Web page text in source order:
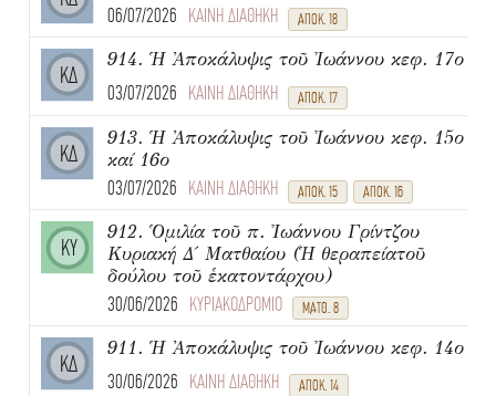
06/07/2026 ΚΑΙΝΗ ΔΙΑΘΗΚΗ ΑΠΟΚ. 18
ΚΔ
914. Ἡ Ἀποκάλυψις τοῦ Ἰωάννου κεφ. 17ο
03/07/2026 ΚΑΙΝΗ ΔΙΑΘΗΚΗ ΑΠΟΚ. 17
ΚΔ
913. Ἡ Ἀποκάλυψις τοῦ Ἰωάννου κεφ. 15ο
καί 16ο
03/07/2026 ΚΑΙΝΗ ΔΙΑΘΗΚΗ ΑΠΟΚ. 15 ΑΠΟΚ. 16
ΚΥ
912. Ὁμιλία τοῦ π. Ἰωάννου Γρίντζου
Κυριακή Δ΄ Ματθαίου (Ἡ θεραπείατοῦ
δούλου τοῦ ἑκατοντάρχου)
30/06/2026 ΚΥΡΙΑΚΟΔΡΟΜΙΟ ΜΑΤΘ. 8
ΚΔ
911. Ἡ Ἀποκάλυψις τοῦ Ἰωάννου κεφ. 14ο
30/06/2026 ΚΑΙΝΗ ΔΙΑΘΗΚΗ ΑΠΟΚ. 14